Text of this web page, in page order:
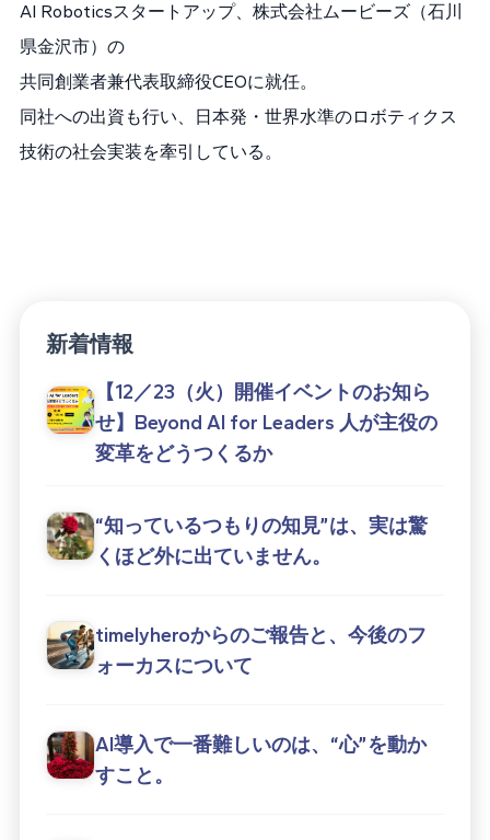
AI Roboticsスタートアップ、株式会社ムービーズ（石川
県金沢市）の
共同創業者兼代表取締役CEOに就任。
同社への出資も行い、日本発・世界水準のロボティクス
技術の社会実装を牽引している。
新着情報
【12／23（火）開催イベントのお知ら
せ】Beyond AI for Leaders 人が主役の
変革をどうつくるか
“知っているつもりの知見”は、実は驚
くほど外に出ていません。
timelyheroからのご報告と、今後のフ
ォーカスについて
AI導入で一番難しいのは、“心”を動か
すこと。